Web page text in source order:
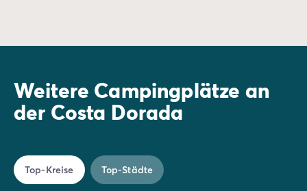
Weitere Campingplätze an
der Costa Dorada
Top-Kreise Top-Städte